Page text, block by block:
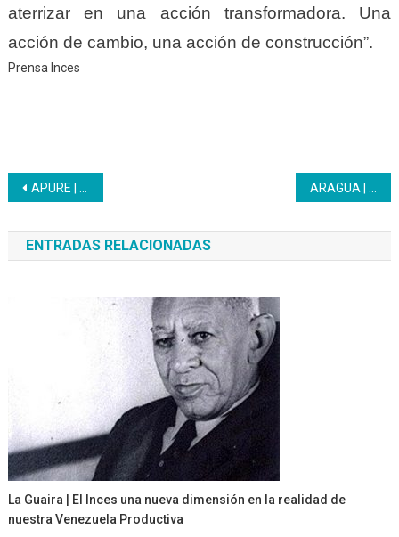
aterrizar en una acción transformadora. Una
acción de cambio, una acción de construcción”.
Prensa Inces
Navegación
de
entradas
APURE | Aprendices de las ocupaciones Vendedor y Secretariado visitaron la fundación Madre Teresa de Calcuta
ENTRADAS RELACIONADAS
La Guaira | El Inces una nueva dimensión en la realidad de
nuestra Venezuela Productiva